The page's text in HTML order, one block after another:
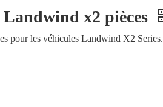
Landwind x2 pièces
pour les véhicules Landwind X2 Series.